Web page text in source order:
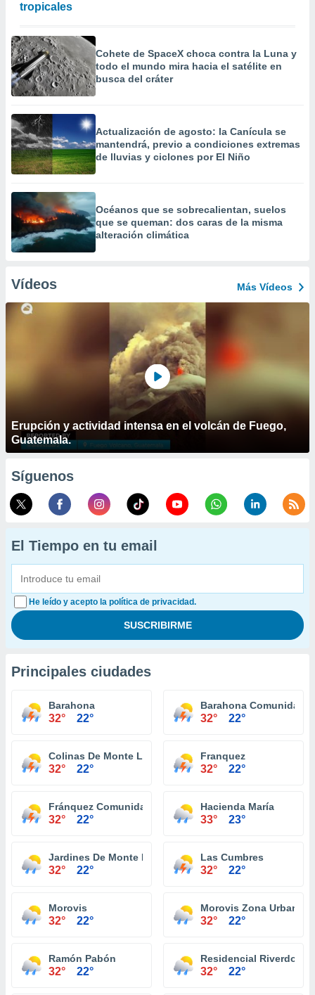
tropicales
Cohete de SpaceX choca contra la Luna y
todo el mundo mira hacia el satélite en
busca del cráter
Actualización de agosto: la Canícula se
mantendrá, previo a condiciones extremas
de lluvias y ciclones por El Niño
Océanos que se sobrecalientan, suelos
que se queman: dos caras de la misma
alteración climática
Vídeos Más Vídeos
Erupción y actividad intensa en el volcán de Fuego,
Guatemala.
Síguenos
El Tiempo en tu email
He leído y acepto la política de privacidad.
Principales ciudades
Barahona
32° 22°
Barahona Comunidad
32° 22°
Colinas De Monte Llano
32° 22°
Franquez
32° 22°
Fránquez Comunidad
32° 22°
Hacienda María
33° 23°
Jardines De Monte Llano
32° 22°
Las Cumbres
32° 22°
Morovis
32° 22°
Morovis Zona Urbana
32° 22°
Ramón Pabón
32° 22°
Residencial Riverdo
32° 22°